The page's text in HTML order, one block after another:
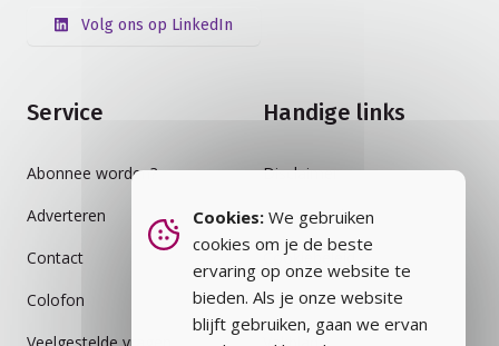
Volg ons op LinkedIn
Service
Abonnee worden?
Adverteren
Contact
Colofon
Handige links
Disclaimer
Auteursrecht
Cookiebeleid
Privacybeleid
Cookies: We gebruiken
cookies om je de beste
ervaring op onze website te
bieden. Als je onze website
blijft gebruiken, gaan we ervan